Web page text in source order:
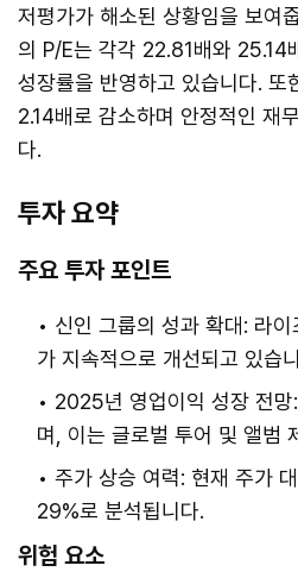
저평가가 해소된 상황임을 보
의 P/E는 각각 22.81배와 25.14
성장률을 반영하고 있습니다. 또
2.14배로 감소하며 안정적인 재
다.
투자 요약
주요 투자 포인트
신인 그룹의 성과 확대: 라
가 지속적으로 개선되고 있습
2025년 영업이익 성장 전망
며, 이는 글로벌 투어 및 앨범
주가 상승 여력: 현재 주가
29%로 분석됩니다.
위험 요소